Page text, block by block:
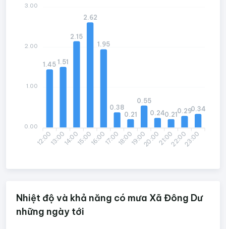
12:0013:0014:0015:0016:0017:0018:0019:0020:0021:0022:0023:00
1.45 1.51
2.15
2.62
1.95
0.38
0.21
0.55
0.240.210.290.34
3.00
2.00
1.00
0.00
Nhiệt độ và khả năng có mưa Xã Đông Dư
những ngày tới